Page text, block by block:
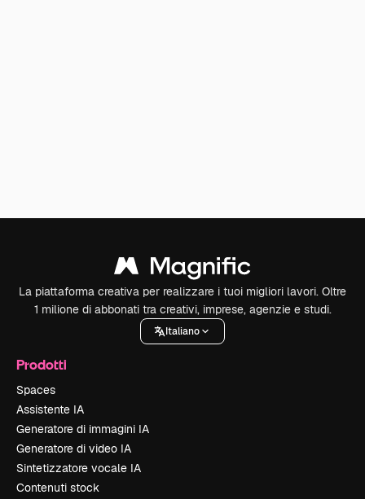
La piattaforma creativa per realizzare i tuoi migliori lavori. Oltre
1 milione di abbonati tra creativi, imprese, agenzie e studi.
Italiano
Prodotti
Spaces
Assistente IA
Generatore di immagini IA
Generatore di video IA
Sintetizzatore vocale IA
Contenuti stock